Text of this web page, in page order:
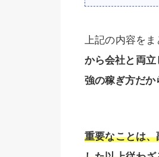
上記の内容を
から会社と両
強の稼ぎ方だか
重要なことは